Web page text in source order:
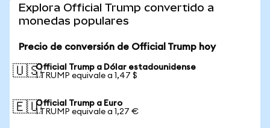
Explora Official Trump convertido a
monedas populares
Precio de conversión de Official Trump hoy
🇺🇸Official Trump a Dólar estadounidense
1 TRUMP equivale a 1,47 $
🇪🇺Official Trump a Euro
1 TRUMP equivale a 1,27 €